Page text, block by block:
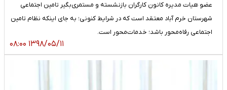
عضو هیات مدیره کانون کارگران بازنشسته و مستمری‌بگیر تامین اجتماعی
شهرستان خرم آباد معتقد است که در شرایط کنونی؛ به جای اینکه نظام تامین
اجتماعی رفاه‌محور باشد؛ خدمات‌محور است.
۱۳۹۸/۰۵/۱۱ ۰۸:۰۰